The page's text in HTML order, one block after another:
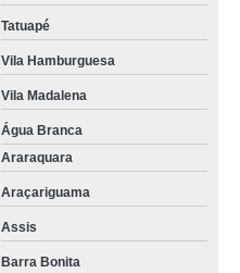
Tatuapé
Vila Hamburguesa
Vila Madalena
Água Branca
Araraquara
Araçariguama
Assis
Barra Bonita